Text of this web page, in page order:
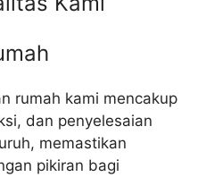
rumah kami mencakup
dan penyelesaian
memastikan
pikiran bagi